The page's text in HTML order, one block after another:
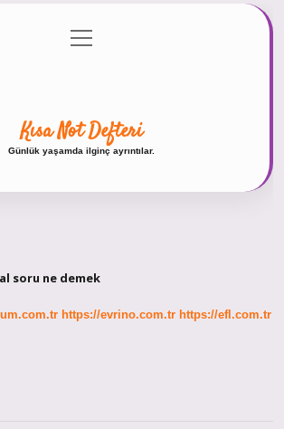
Gizlilik Politikası
menüyü
aç
Kısa Not Defteri
Günlük yaşamda ilginç ayrıntılar.
soru ne demek
https://evrino.com.tr https://efl.com.tr